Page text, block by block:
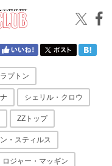
プトン
シェリル・クロウ
ZZトップ
・スティルス
ロジャー・マッギン